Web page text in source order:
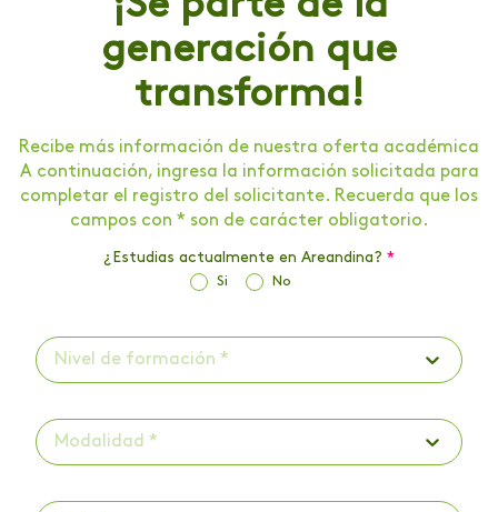
generación que
transforma!
Recibe más información de nuestra oferta académica
A continuación, ingresa la información solicitada para
completar el registro del solicitante. Recuerda que los
campos con * son de carácter obligatorio.
¿Estudias actualmente en Areandina? *
Si No
Nivel de formación *
Modalidad *